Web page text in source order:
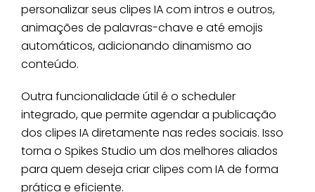
personalizar seus clipes IA com intros e outros,
animações de palavras-chave e até emojis
automáticos, adicionando dinamismo ao
conteúdo.
Outra funcionalidade útil é o scheduler
integrado, que permite agendar a publicação
dos clipes IA diretamente nas redes sociais. Isso
torna o Spikes Studio um dos melhores aliados
para quem deseja criar clipes com IA de forma
prática e eficiente.